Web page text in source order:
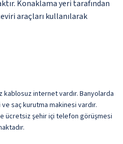
Konaklama yeri tarafından
araçları kullanılarak
internet vardır. Banyolarda
saç kurutma makinesi vardır.
ücretsiz şehir içi telefon görüşmesi